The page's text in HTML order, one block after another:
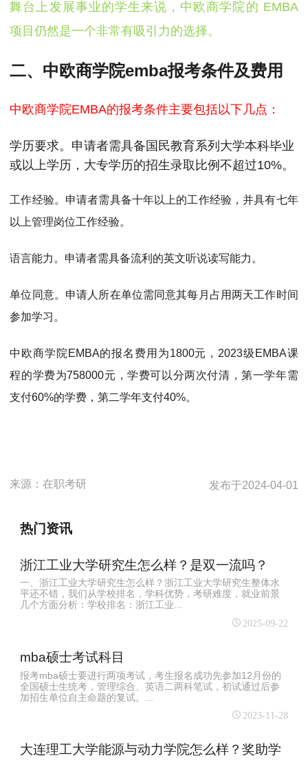
舞台上发展事业的学生来说，中欧商学院的 EMBA
项目仍然是一个非常有吸引力的选择。
二、中欧商学院emba报考条件及费用
中欧商学院EMBA的报考条件主要包括以下几点：
学历要求。申请者需具备国民教育系列大学本科毕业
或以上学历，大专学历的招生录取比例不超过10%。
工作经验。申请者需具备十年以上的工作经验，并具有七年
以上管理岗位工作经验。
语言能力。申请者需具备流利的英文听说读写能力。
单位同意。申请人所在单位需同意其每月占用两天工作时间
参加学习。
中欧商学院EMBA的报名费用为1800元，2023级EMBA课
程的学费为758000元，学费可以分两次付清，第一学年需
支付60%的学费，第二学年支付40%。
来源：在职考研 发布于2024-04-01
热门资讯
浙江工业大学研究生怎么样？是双一流吗？
一、浙江工业大学研究生怎么样？浙江工业大学研究生整体水
平还不错，我们从学校排名，学科优势，考研难度，就业前景
几个方面分析：学校排名：浙江工业...
2025-09-22
mba硕士考试科目
报考mba硕士要进行两项考试，考生报名成功先参加12月份的
全国硕士生统考，管理综合、英语二两科笔试，初试通过后参
加招生单位自主命题的复试。...
2023-11-28
大连理工大学能源与动力学院怎么样？奖助学